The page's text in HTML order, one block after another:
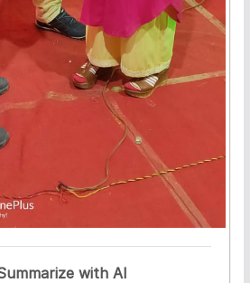
with AI